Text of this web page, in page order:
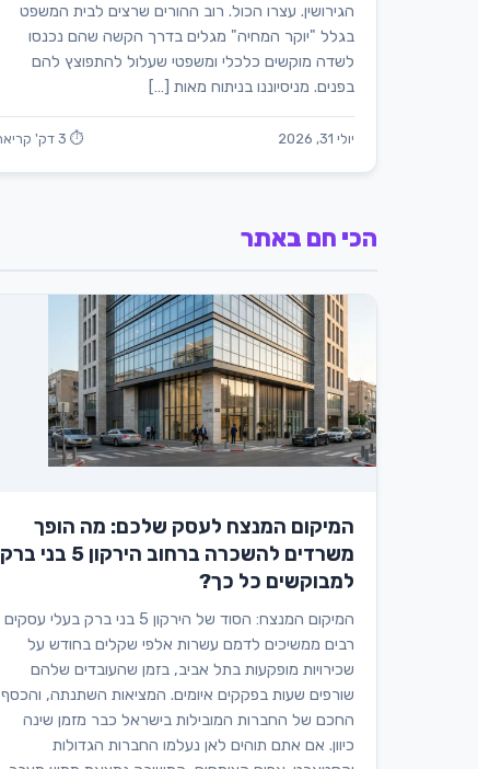
הגירושין. עצרו הכול. רוב ההורים שרצים לבית המשפט
בגלל "יוקר המחיה" מגלים בדרך הקשה שהם נכנסו
לשדה מוקשים כלכלי ומשפטי שעלול להתפוצץ להם
בפנים. מניסיוננו בניתוח מאות […]
יולי 31, 2026 ⏱ 3 דק' קריאה
הכי חם באתר
המיקום המנצח לעסק שלכם: מה הופך
משרדים להשכרה ברחוב הירקון 5 בני ברק
למבוקשים כל כך?
המיקום המנצח: הסוד של הירקון 5 בני ברק בעלי עסקים
רבים ממשיכים לדמם עשרות אלפי שקלים בחודש על
שכירויות מופקעות בתל אביב, בזמן שהעובדים שלהם
שורפים שעות בפקקים איומים. המציאות השתנתה, והכסף
החכם של החברות המובילות בישראל כבר מזמן שינה
כיוון. אם אתם תוהים לאן נעלמו החברות הגדולות